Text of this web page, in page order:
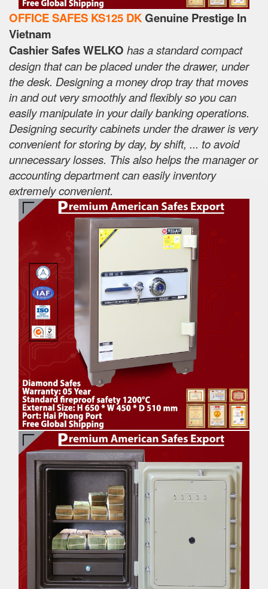
OFFICE SAFES KS125 DKGenuine Prestige In
Vietnam
Cashier Safes WELKO has a standard compact
design that can be placed under the drawer, under
the desk. Designing a money drop tray that moves
in and out very smoothly and flexibly so you can
easily manipulate in your daily banking operations.
Designing security cabinets under the drawer is very
convenient for storing by day, by shift, ... to avoid
unnecessary losses. This also helps the manager or
accounting department can easily inventory
extremely convenient.